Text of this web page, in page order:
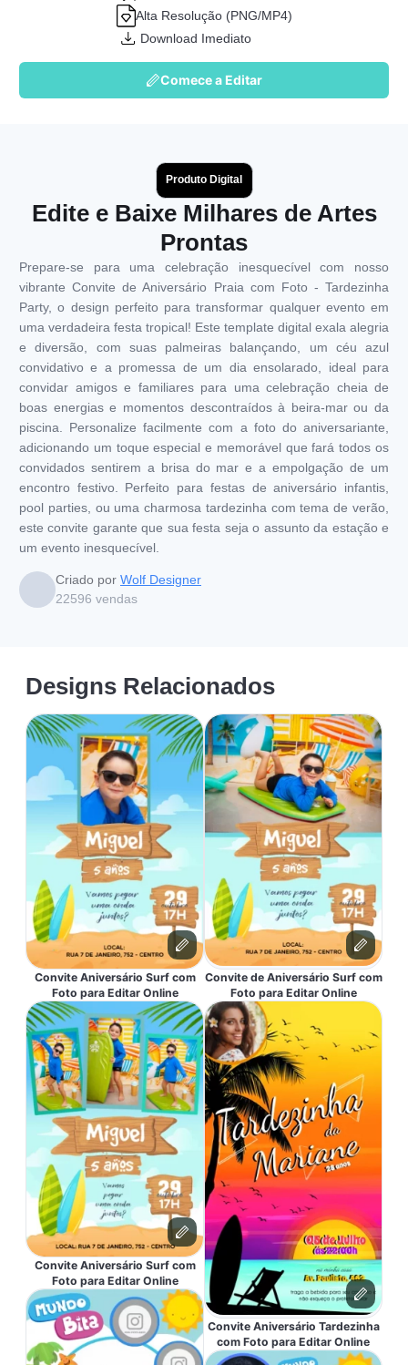
Alta Resolução (PNG/MP4)
Download Imediato
Comece a Editar
Produto Digital
Edite e Baixe Milhares de Artes
Prontas
Prepare-se para uma celebração inesquecível com nosso
vibrante Convite de Aniversário Praia com Foto - Tardezinha
Party, o design perfeito para transformar qualquer evento em
uma verdadeira festa tropical! Este template digital exala alegria
e diversão, com suas palmeiras balançando, um céu azul
convidativo e a promessa de um dia ensolarado, ideal para
convidar amigos e familiares para uma celebração cheia de
boas energias e momentos descontraídos à beira-mar ou da
piscina. Personalize facilmente com a foto do aniversariante,
adicionando um toque especial e memorável que fará todos os
convidados sentirem a brisa do mar e a empolgação de um
encontro festivo. Perfeito para festas de aniversário infantis,
pool parties, ou uma charmosa tardezinha com tema de verão,
este convite garante que sua festa seja o assunto da estação e
um evento inesquecível.
Criado por Wolf Designer
22596 vendas
Designs Relacionados
Convite Aniversário Surf com
Foto para Editar Online
Convite Aniversário Surf com
Foto para Editar Online
Convite de Aniversário Surf com
Foto para Editar Online
Convite Aniversário Tardezinha
com Foto para Editar Online